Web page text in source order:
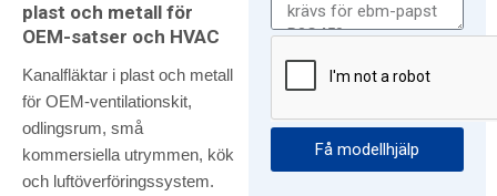
plast och metall för
OEM-satser och HVAC
Kanalfläktar i plast och metall
för OEM-ventilationskit,
odlingsrum, små
kommersiella utrymmen, kök
och luftöverföringssystem.
Få modellhjälp